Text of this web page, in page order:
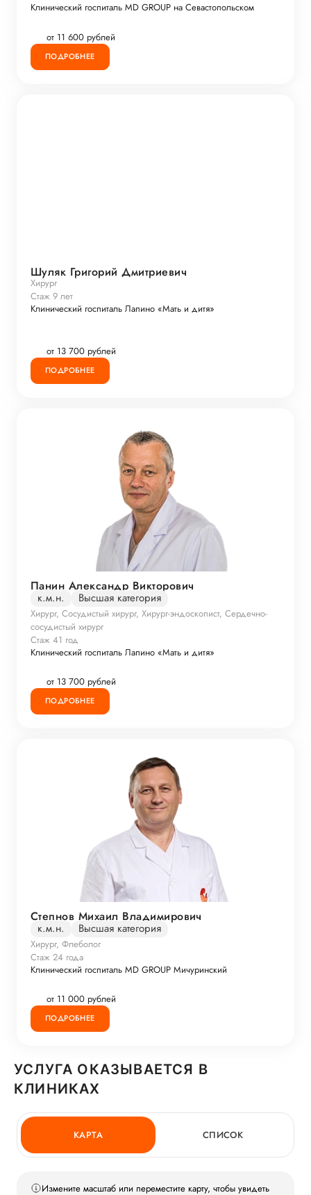
Клинический госпиталь MD GROUP на Севастопольском
от 11 600 рублей
ПОДРОБНЕЕ
Шуляк Григорий Дмитриевич
Хирург
Стаж 9 лет
Клинический госпиталь Лапино «Мать и дитя»
от 13 700 рублей
ПОДРОБНЕЕ
Панин Александр Викторович
к.м.н. Высшая категория
Хирург, Сосудистый хирург, Хирург-эндоскопист, Сердечно-
сосудистый хирург
Стаж 41 год
Клинический госпиталь Лапино «Мать и дитя»
от 13 700 рублей
ПОДРОБНЕЕ
Степнов Михаил Владимирович
к.м.н. Высшая категория
Хирург, Флеболог
Стаж 24 года
Клинический госпиталь MD GROUP Мичуринский
от 11 000 рублей
ПОДРОБНЕЕ
УСЛУГА ОКАЗЫВАЕТСЯ В
КЛИНИКАХ
КАРТА СПИСОК
Измените масштаб или переместите карту, чтобы увидеть